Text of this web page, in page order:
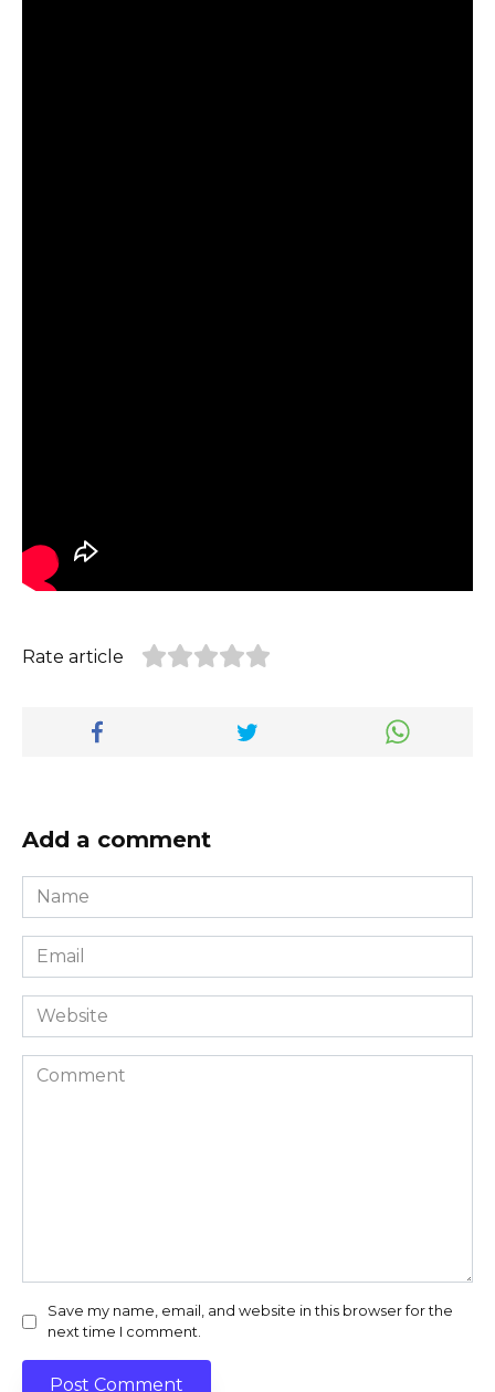
Rate article
Add a comment
Name
*
Email
*
Website
Comment
Save my name, email, and website in this browser for the
next time I comment.